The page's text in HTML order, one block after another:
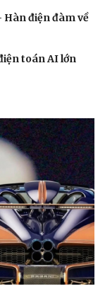
Hàn điện đàm về
toán AI lớn